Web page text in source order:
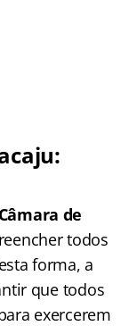
de
todos
forma, a
que todos
exercerem